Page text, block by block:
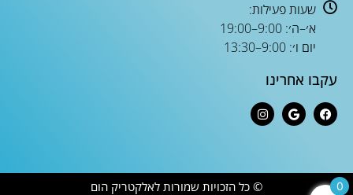
שעות פעילות:
א׳–ה׳: 9:00–19:00
יום ו׳: 9:00–13:30
עקבו אחרינו
© כל הזכויות שמורות לאלקטריק הום 0